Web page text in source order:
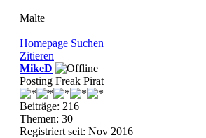
Malte
Homepage Suchen
Zitieren
MikeD
Posting Freak Pirat
Beiträge: 216
Themen: 30
Registriert seit: Nov 2016